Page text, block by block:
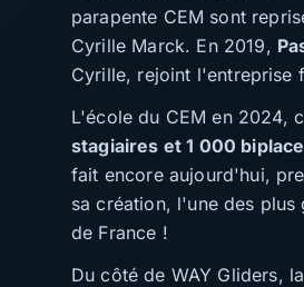
parapente CEM sont
Cyrille Marck. En 2019,
Cyrille, rejoint l'entreprise
L'école du CEM en 2024,
stagiaires et 1 000
fait encore aujourd'hui,
sa création, l'une des plus
de France !
Du côté de WAY Gliders,